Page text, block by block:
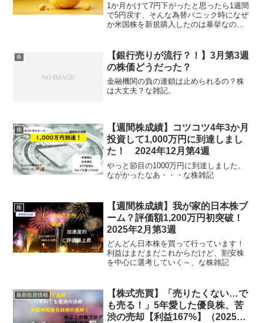
1か月かけて7円下がったと思ったら1週間
で5円戻す、そんな為替パニック時になぜ
か米国株を新規購入したのは暴挙なの？
株
【銀行売りが流行？！】3月第3週
の株価どうだった？
金融機関の負の連鎖は止められるの？株
は大丈夫？な雑記。
株
【週間株成績】コツコツ4年3か月
投資して1,000万円に到達しまし
た！ 2024年12月第4週
やっと節目の1000万円に到達しました。
ながかったなあ・・・な株雑記
株
【週間株成績】我が家的日本株ブ
ーム？評価額1,200万円初突破！
2025年2月第3週
どんどん日本株を買って行っています！
利益はまだまだこれからだけど、割安株
を中心に選考していく～、な株雑記
最新投資情報
【株式売買】「売りたくない…で
も売る！」5年愛した優良株、苦
渋の売却【利益167%】（2025年